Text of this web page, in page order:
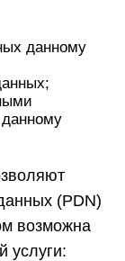
данному
(PDN)
возможна
услуги: